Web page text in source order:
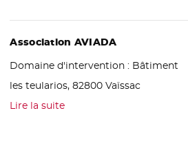
Association AVIADA
Domaine d'intervention : Bâtiment
les teularios, 82800 Vaïssac
Lire la suite